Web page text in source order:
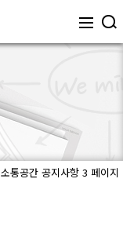
소통공간 공지사항 3 페이지